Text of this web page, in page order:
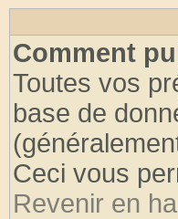
Comment
Toutes vos
base de
Ceci vous
Revenir en